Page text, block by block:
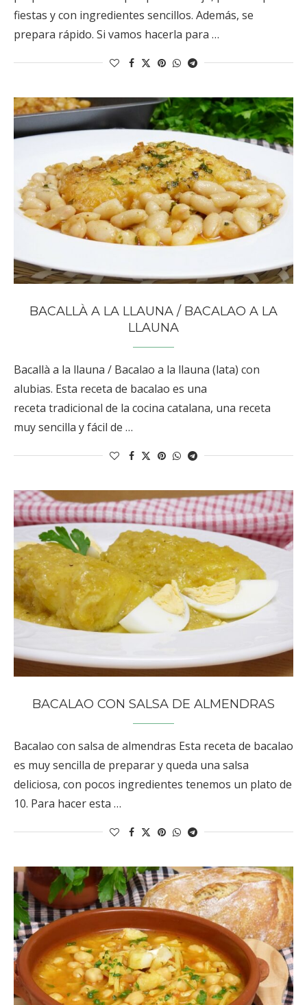
fiestas y con ingredientes sencillos. Además, se
prepara rápido. Si vamos hacerla para …
BACALLÀ A LA LLAUNA / BACALAO A LA
LLAUNA
Bacallà a la llauna / Bacalao a la llauna (lata) con
alubias. Esta receta de bacalao es una
receta tradicional de la cocina catalana, una receta
muy sencilla y fácil de …
BACALAO CON SALSA DE ALMENDRAS
Bacalao con salsa de almendras Esta receta de bacalao
es muy sencilla de preparar y queda una salsa
deliciosa, con pocos ingredientes tenemos un plato de
10. Para hacer esta …